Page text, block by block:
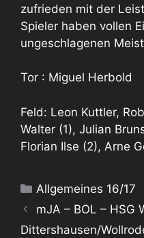
zufrieden mit der
Spieler haben vollen
ungeschlagenen
Tor : Miguel Herbold
Feld: Leon Kuttler,
Walter (1), Julian
Florian Ilse (2), Arne
Kategorien
Allgemeines 16/17
mJA – BOL – HSG
Dittershausen/